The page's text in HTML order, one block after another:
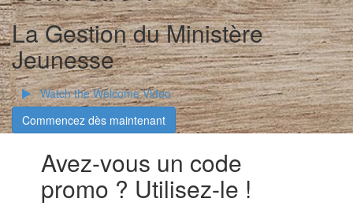
La Gestion du Ministère
Jeunesse
Watch the Welcome Video
Commencez dès maintenant
Avez-vous un code
promo ? Utilisez-le !